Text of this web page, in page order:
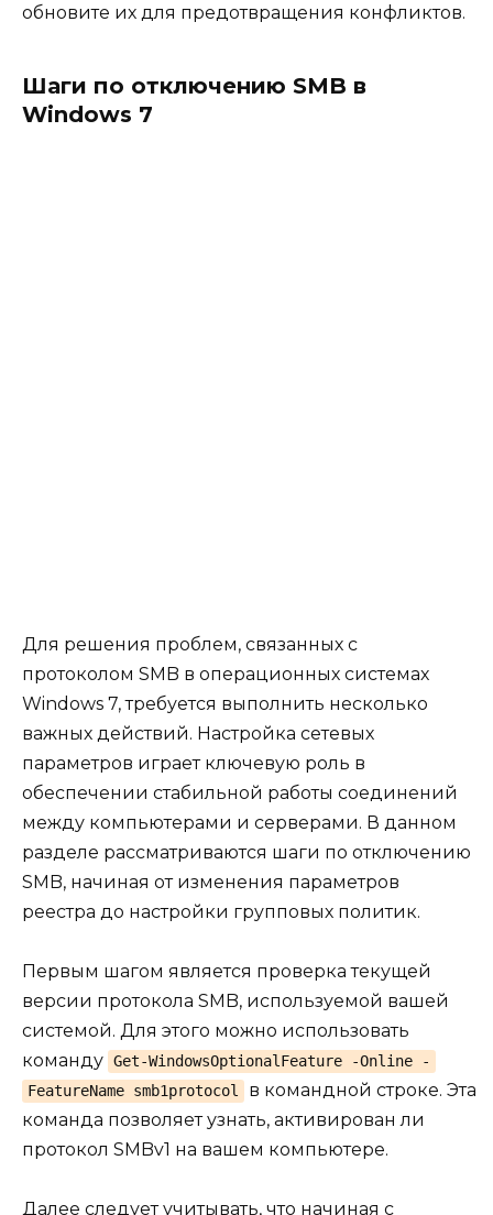
обновите их для предотвращения конфликтов.
Шаги по отключению SMB в
Windows 7
Для решения проблем, связанных с
протоколом SMB в операционных системах
Windows 7, требуется выполнить несколько
важных действий. Настройка сетевых
параметров играет ключевую роль в
обеспечении стабильной работы соединений
между компьютерами и серверами. В данном
разделе рассматриваются шаги по отключению
SMB, начиная от изменения параметров
реестра до настройки групповых политик.
Первым шагом является проверка текущей
версии протокола SMB, используемой вашей
системой. Для этого можно использовать
команду Get-WindowsOptionalFeature -Online -
FeatureName smb1protocol
в командной строке. Эта
команда позволяет узнать, активирован ли
протокол SMBv1 на вашем компьютере.
Далее следует учитывать, что начиная с